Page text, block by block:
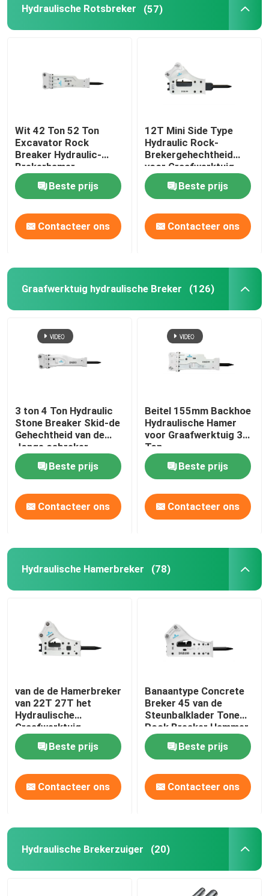
Hydraulische Pulverizer
Gebruikt Graafwerktuig Machine
Hydraulische Rotsbreker (57)
Wit 42 Ton 52 Ton
Excavator Rock
Breaker Hydraulic-
Brekerhamer
Beste prijs
Contacteer ons
12T Mini Side Type
Hydraulic Rock-
Brekergehechtheid
voor Graafwerktuig
Beste prijs
Contacteer ons
Graafwerktuig hydraulische Breker (126)
3 ton 4 Ton Hydraulic
Stone Breaker Skid-de
Gehechtheid van de
Jonge osbreker
Beste prijs
Contacteer ons
Beitel 155mm Backhoe
Hydraulische Hamer
voor Graafwerktuig 30
Ton
Beste prijs
Contacteer ons
Hydraulische Hamerbreker (78)
van de de Hamerbreker
van 22T 27T het
Hydraulische
Graafwerktuig
Hydraulic Concrete
BreakerBeste prijs
Contacteer ons
Banaantype Concrete
Breker 45 van de
Steunbalklader Tone
Rock Breaker Hammer
Beste prijs
Contacteer ons
Hydraulische Brekerzuiger (20)